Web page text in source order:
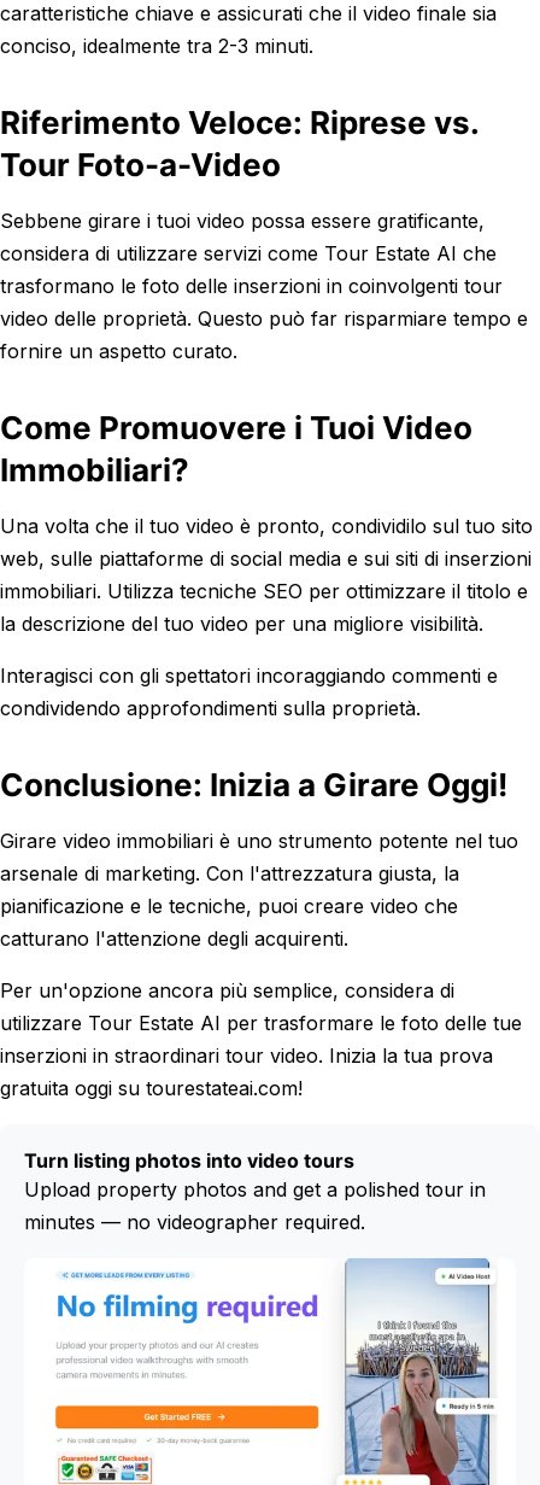
caratteristiche chiave e assicurati che il video finale sia
conciso, idealmente tra 2-3 minuti.
Riferimento Veloce: Riprese vs.
Tour Foto-a-Video
Sebbene girare i tuoi video possa essere gratificante,
considera di utilizzare servizi come Tour Estate AI che
trasformano le foto delle inserzioni in coinvolgenti tour
video delle proprietà. Questo può far risparmiare tempo e
fornire un aspetto curato.
Come Promuovere i Tuoi Video
Immobiliari?
Una volta che il tuo video è pronto, condividilo sul tuo sito
web, sulle piattaforme di social media e sui siti di inserzioni
immobiliari. Utilizza tecniche SEO per ottimizzare il titolo e
la descrizione del tuo video per una migliore visibilità.
Interagisci con gli spettatori incoraggiando commenti e
condividendo approfondimenti sulla proprietà.
Conclusione: Inizia a Girare Oggi!
Girare video immobiliari è uno strumento potente nel tuo
arsenale di marketing. Con l'attrezzatura giusta, la
pianificazione e le tecniche, puoi creare video che
catturano l'attenzione degli acquirenti.
Per un'opzione ancora più semplice, considera di
utilizzare Tour Estate AI per trasformare le foto delle tue
inserzioni in straordinari tour video. Inizia la tua prova
gratuita oggi su tourestateai.com!
Turn listing photos into video tours
Upload property photos and get a polished tour in
minutes — no videographer required.